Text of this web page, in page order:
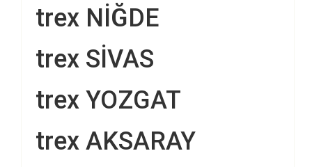
trex NİĞDE
trex SİVAS
trex YOZGAT
trex AKSARAY